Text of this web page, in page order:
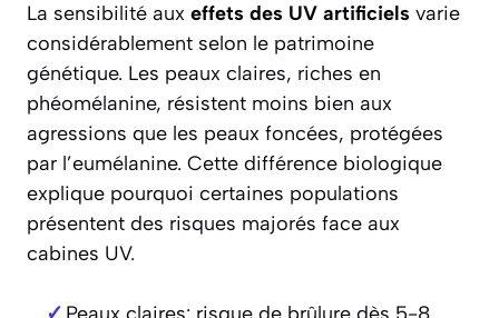
La sensibilité aux effets des UV artificiels varie
considérablement selon le patrimoine
génétique. Les peaux claires, riches en
phéomélanine, résistent moins bien aux
agressions que les peaux foncées, protégées
par l’eumélanine. Cette différence biologique
explique pourquoi certaines populations
présentent des risques majorés face aux
cabines UV.